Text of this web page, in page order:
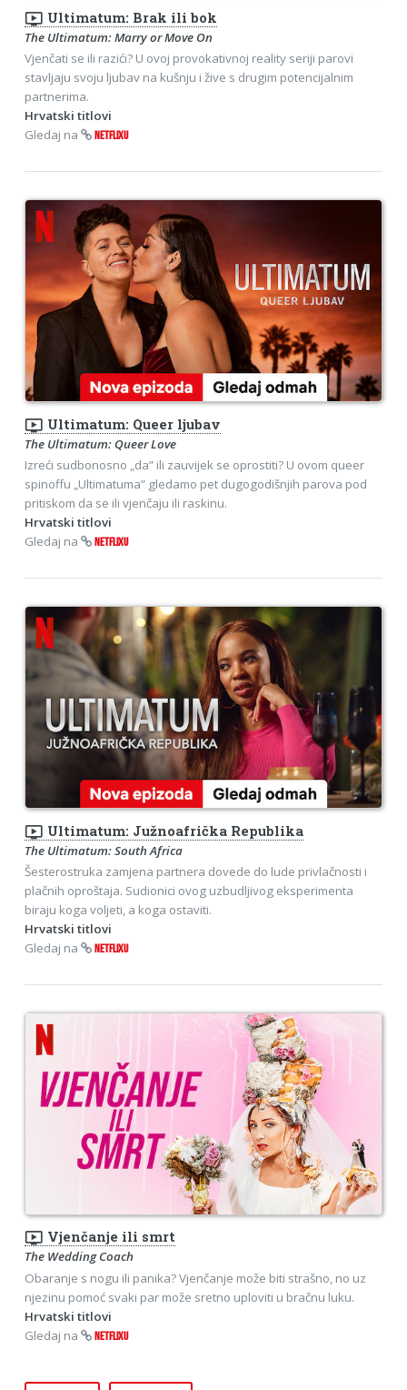
ondemand_video Ultimatum: Brak ili bok
The Ultimatum: Marry or Move On
Vjenčati se ili razići? U ovoj provokativnoj reality seriji parovi
stavljaju svoju ljubav na kušnju i žive s drugim potencijalnim
partnerima.
Hrvatski titlovi
Gledaj na
NETFLIXU
ondemand_video Ultimatum: Queer ljubav
The Ultimatum: Queer Love
Izreći sudbonosno „da” ili zauvijek se oprostiti? U ovom queer
spinoffu „Ultimatuma” gledamo pet dugogodišnjih parova pod
pritiskom da se ili vjenčaju ili raskinu.
Hrvatski titlovi
Gledaj na
NETFLIXU
ondemand_video Ultimatum: Južnoafrička Republika
The Ultimatum: South Africa
Šesterostruka zamjena partnera dovede do lude privlačnosti i
plačnih oproštaja. Sudionici ovog uzbudljivog eksperimenta
biraju koga voljeti, a koga ostaviti.
Hrvatski titlovi
Gledaj na
NETFLIXU
ondemand_video Vjenčanje ili smrt
The Wedding Coach
Obaranje s nogu ili panika? Vjenčanje može biti strašno, no uz
njezinu pomoć svaki par može sretno uploviti u bračnu luku.
Hrvatski titlovi
Gledaj na
NETFLIXU